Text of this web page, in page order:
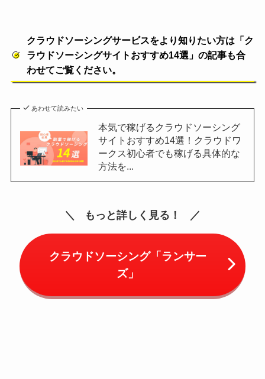
クラウドソーシングサービスをより知りたい方は「ク
ラウドソーシングサイトおすすめ14選」の記事も合
わせてご覧ください。
あわせて読みたい
本気で稼げるクラウドソーシング
サイトおすすめ14選！クラウドワ
ークス初心者でも稼げる具体的な
方法を...
もっと詳しく見る！
クラウドソーシング「ランサー
ズ」